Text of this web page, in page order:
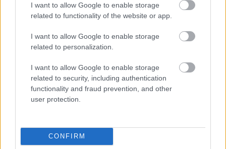
I want to allow Google to enable storage
related to functionality of the website or app.
I want to allow Google to enable storage
related to personalization.
I want to allow Google to enable storage
related to security, including authentication
functionality and fraud prevention, and other
user protection.
CONFIRM
Várkonyi Gábor Autóblog•2021. szeptember 07.
Sok lamentálás, találgatás volt már az autó és a tech
iparban egyaránt arról, hogy az önvezetés üzleti
aspektusokat most figyelmen kívül hagyjuk egy
pillanatra, a pusztán üzleti megközelítés
tekintetében régóta az az álláspontom, hogy az
autóiparban…